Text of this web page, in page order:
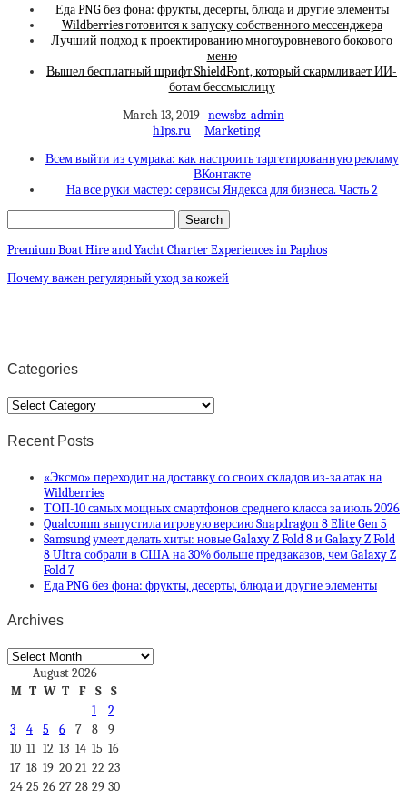
Еда PNG без фона: фрукты, десерты, блюда и другие элементы
Wildberries готовится к запуску собственного мессенджера
Лучший подход к проектированию многоуровневого бокового
меню
Вышел бесплатный шрифт ShieldFont, который скармливает ИИ-
ботам бессмыслицу
March 13, 2019 newsbz-admin
h1ps.ru
Marketing
Всем выйти из сумрака: как настроить таргетированную рекламу
ВКонтакте
На все руки мастер: сервисы Яндекса для бизнеса. Часть 2
Premium Boat Hire and Yacht Charter Experiences in Paphos
Почему важен регулярный уход за кожей
Categories
Categories
Recent Posts
«Эксмо» переходит на доставку со своих складов из-за атак на
Wildberries
ТОП-10 самых мощных смартфонов среднего класса за июль 2026
Qualcomm выпустила игровую версию Snapdragon 8 Elite Gen 5
Samsung умеет делать хиты: новые Galaxy Z Fold 8 и Galaxy Z Fold
8 Ultra собрали в США на 30% больше предзаказов, чем Galaxy Z
Fold 7
Еда PNG без фона: фрукты, десерты, блюда и другие элементы
Archives
Archives
August 2026
M T W T F S
S
1
2
3
4 5 6 7 8
9
10 11 12 13 14 15 16
17 18 19 20 21 22 23
24 25 26 27 28 29 30